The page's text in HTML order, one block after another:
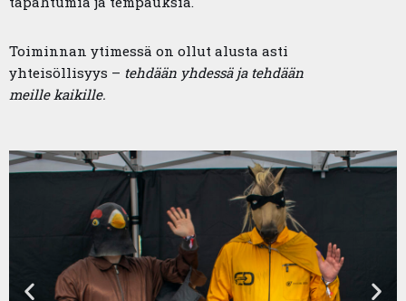
Toiminnan ytimessä on ollut alusta asti
yhteisöllisyys – tehdään yhdessä ja tehdään
meille kaikille.